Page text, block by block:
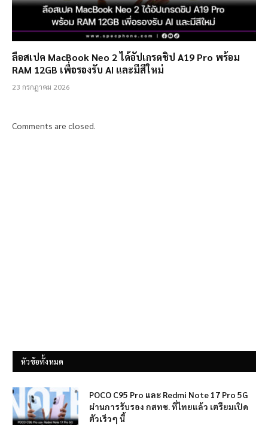
ลือสเปค MacBook Neo 2 ได้อัปเกรดชิป A19 Pro พร้อม
RAM 12GB เพื่อรองรับ AI และมีสีใหม่
23 กรกฎาคม 2026
Comments are closed.
หัวข้อทั้งหมด
POCO C95 Pro และ Redmi Note 17 Pro 5G
ผ่านการรับรอง กสทช. ที่ไทยแล้ว เตรียมเปิด
ตัวเร็วๆ นี้